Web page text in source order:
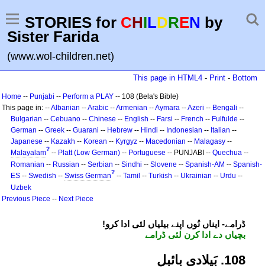
STORIES for CHILDREN by
Sister Farida
(www.wol-children.net)
This page in HTML4 - Print - Bottom
Home -- Punjabi -- Perform a PLAY -- 108 (Bela's Bible)
This page in: --Albanian --Arabic --Armenian --Aymara --Azeri -- Bengali --
Bulgarian -- Cebuano -- Chinese -- English -- Farsi -- French -- Fulfulde --
German -- Greek -- Guarani -- Hebrew -- Hindi -- Indonesian -- Italian --
Japanese -- Kazakh -- Korean -- Kyrgyz -- Macedonian -- Malagasy --
Malayalam? -- Platt (Low German) -- Portuguese -- PUNJABI -- Quechua --
Romanian -- Russian -- Serbian -- Sindhi -- Slovene -- Spanish-AM -- Spanish-
ES -- Swedish -- Swiss German? -- Tamil -- Turkish -- Ukrainian -- Urdu --
Uzbek
Previous Piece -- Next Piece
!ڈرامے- ایناں نُوں اپنے بیلیاں لئی ادا کرو
بچیاں دے ادا کرن لئی ڈرامے
801. بَیلادی بائبل